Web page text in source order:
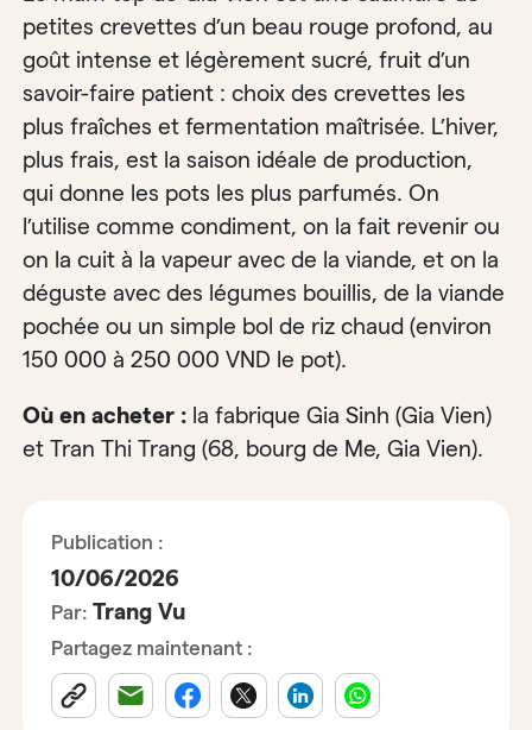
petites crevettes d’un beau rouge profond, au
goût intense et légèrement sucré, fruit d’un
savoir-faire patient : choix des crevettes les
plus fraîches et fermentation maîtrisée. L’hiver,
plus frais, est la saison idéale de production,
qui donne les pots les plus parfumés. On
l’utilise comme condiment, on la fait revenir ou
on la cuit à la vapeur avec de la viande, et on la
déguste avec des légumes bouillis, de la viande
pochée ou un simple bol de riz chaud (environ
150 000 à 250 000 VND le pot).
Où en acheter : la fabrique Gia Sinh (Gia Vien)
et Tran Thi Trang (68, bourg de Me, Gia Vien).
Publication :
10/06/2026
Par: Trang Vu
Partagez maintenant :